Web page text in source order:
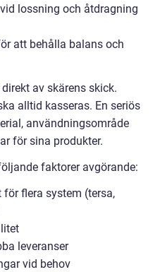
lossning och åtdragning
att behålla balans och
av skärens skick.
alltid kasseras. En seriös
användningsområde
för sina produkter.
faktorer avgörande:
flera system (tersa,
leveranser
vid behov